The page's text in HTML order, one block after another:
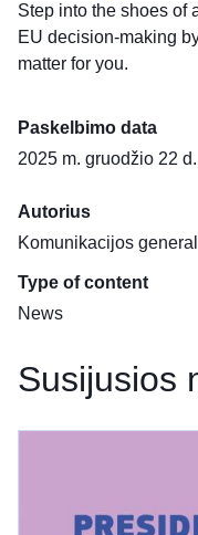
Step into the shoes of
EU decision-making
matter for you.
Paskelbimo data
2025 m. gruodžio 22 d.
Autorius
Komunikacijos
Type of content
News
Susijusios